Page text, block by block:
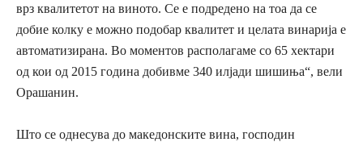
врз квалитетот на виното. Се е подредено на тоа да се
добие колку е можно подобар квалитет и целата винарија е
автоматизирана. Во моментов располагаме со 65 хектари
од кои од 2015 година добивме 340 илјади шишиња“, вели
Орашанин.
Што се однесува до македонските вина, господин